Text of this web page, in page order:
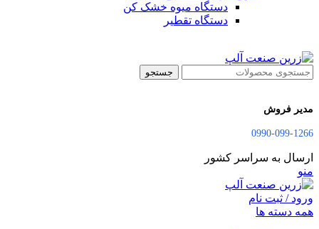
دستگاه میوه خشک کن
دستگاه تقطیر
جستجو
مدیر فروش
0990-099-1266
ارسال به سراسر کشور
منو
ورود / ثبت نام
همه دسته ها